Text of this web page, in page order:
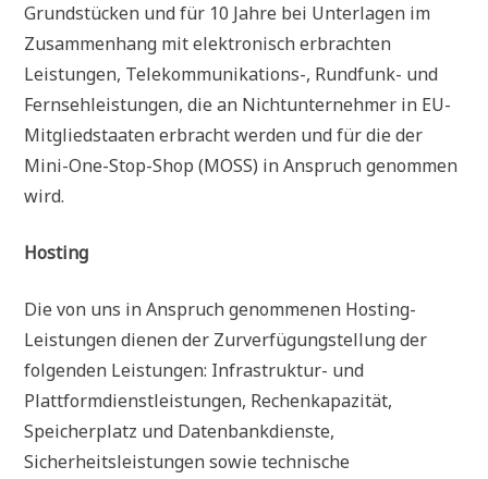
Grundstücken und für 10 Jahre bei Unterlagen im
Zusammenhang mit elektronisch erbrachten
Leistungen, Telekommunikations-, Rundfunk- und
Fernsehleistungen, die an Nichtunternehmer in EU-
Mitgliedstaaten erbracht werden und für die der
Mini-One-Stop-Shop (MOSS) in Anspruch genommen
wird.
Hosting
Die von uns in Anspruch genommenen Hosting-
Leistungen dienen der Zurverfügungstellung der
folgenden Leistungen: Infrastruktur- und
Plattformdienstleistungen, Rechenkapazität,
Speicherplatz und Datenbankdienste,
Sicherheitsleistungen sowie technische